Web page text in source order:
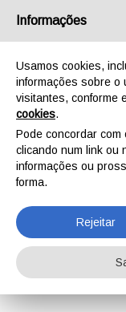
Informações
Usamos cookies,
informações sobre o
visitantes, conforme
cookies.
Pode concordar
clicando num link ou
informações ou
forma.
Rejeitar